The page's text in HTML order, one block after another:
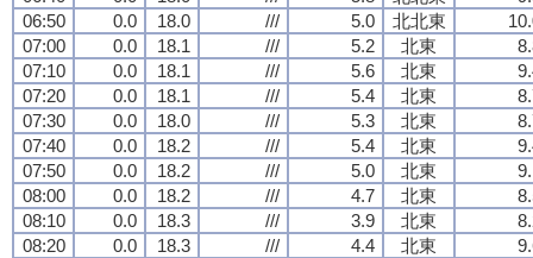
06:50
0.0 18.0 /// 5.0 北北東
07:00
0.0 18.1 /// 5.2 北東
07:10
0.0 18.1 /// 5.6 北東
07:20
0.0 18.1 /// 5.4 北東
07:30
0.0 18.0 /// 5.3 北東
07:40
0.0 18.2 /// 5.4 北東
07:50
0.0 18.2 /// 5.0 北東
08:00
0.0 18.2 /// 4.7 北東
08:10
0.0 18.3 /// 3.9 北東
08:20
0.0 18.3 /// 4.4 北東